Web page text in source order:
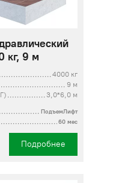
кг, 9 м
4000 кг
9 м
3,0*6,0 м
ПодъемЛифт
60 мес
Подробнее